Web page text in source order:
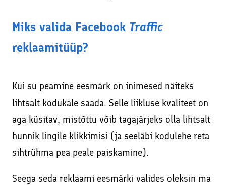
Miks valida Facebook Traffic
reklaamitüüp?
Kui su peamine eesmärk on inimesed näiteks
lihtsalt kodukale saada. Selle liikluse kvaliteet on
aga küsitav, mistõttu võib tagajärjeks olla lihtsalt
hunnik lingile klikkimisi (ja seeläbi kodulehe reta
sihtrühma pea peale paiskamine).
Seega seda reklaami eesmärki valides oleksin ma